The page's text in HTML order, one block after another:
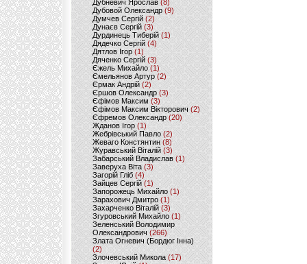
Дубневич Ярослав (8)
Дубовой Олександр(9)
Думчев Сергій (2)
Дунаєв Сергій(3)
Дурдинець Тиберій (1)
Дядечко Сергій (4)
Дятлов Ігор (1)
Дяченко Сергій (3)
Єжель Михайло (1)
Ємельянов Артур (2)
Єрмак Андрій (2)
Єршов Олександр (3)
Єфімов Максим (3)
Єфімов Максим Вікторович (2)
Єфремов Олександр (20)
Жданов Ігор (1)
Жебрівський Павло (2)
Жеваго Констянтин (8)
Журавський Віталій (3)
Забарський Владислав (1)
Заверуха Віта (3)
Загорій Гліб (4)
Зайцев Сергій(1)
Запорожець Михайло (1)
Зарахович Дмитро (1)
Захарченко Віталій (3)
Згуровський Михайло (1)
Зеленський Володимир
Олександрович (266)
Злата Огневич (Бордюг Інна)
(2)
Злочевський Микола(17)